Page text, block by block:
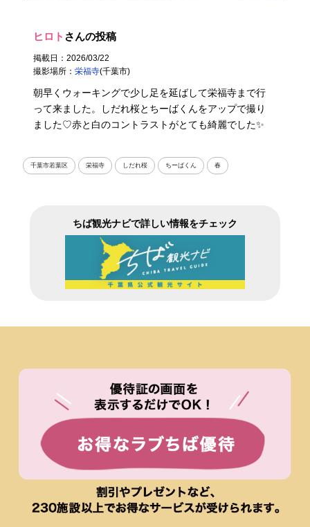
ヒロト さんの投稿
掲載日：2026/03/22
撮影場所：栄福寺(千葉市)
朝早くウォーキングで少し足を延ばして栄福寺まで行
って来ました。しだれ桜とちーばくんをアップで撮り
ました♡赤と白のコントラストがとても綺麗でした✨
千葉市若葉区 栄福寺 しだれ桜 ちーばくん 春
ちば観光ナビで詳しい情報をチェック